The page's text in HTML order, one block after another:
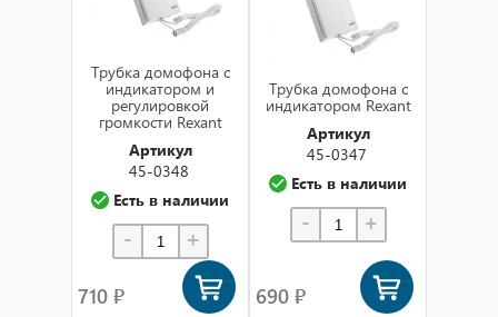
по названию (я-а)
Трубка домофона с
индикатором и
регулировкой
громкости Rexant
Артикул
45-0348
Есть в наличии
- +
710 ₽
Трубка домофона с
индикатором Rexant
Артикул
45-0347
Есть в наличии
- +
690 ₽